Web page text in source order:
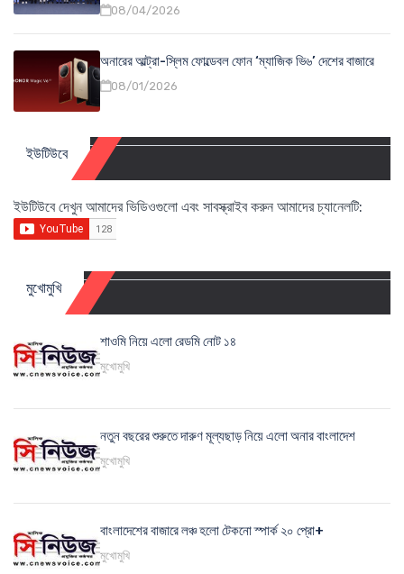
08/04/2026
অনারের আল্ট্রা-স্লিম ফোল্ডেবল ফোন ‘ম্যাজিক ভি৬’ দেশের বাজারে
08/01/2026
ইউটিউবে
ইউটিউবে দেখুন আমাদের ভিডিওগুলো এবং সাবস্ক্রাইব করুন আমাদের চ্যানেলটি:
মুখোমুখি
শাওমি নিয়ে এলো রেডমি নোট ১৪
মুখোমুখি
নতুন বছরের শুরুতে দারুণ মূল্যছাড় নিয়ে এলো অনার বাংলাদেশ
মুখোমুখি
বাংলাদেশের বাজারে লঞ্চ হলো টেকনো স্পার্ক ২০ প্রো+
মুখোমুখি